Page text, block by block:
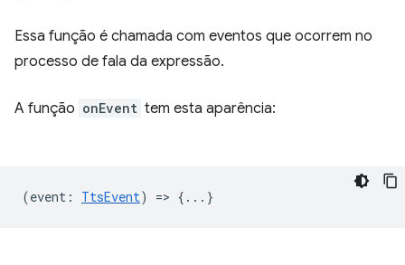
Essa função é chamada com eventos que ocorrem no
processo de fala da expressão.
A função onEvent tem esta aparência:
(event : TtsEvent) => {...}